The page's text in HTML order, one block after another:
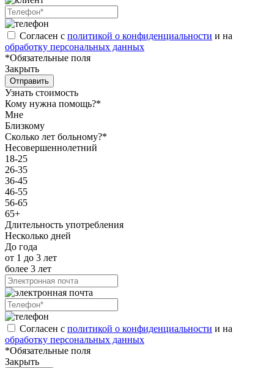
Согласен с политикой о конфиденциальности и на
обработку персональных данных
*Обязательные поля
Закрыть
Отправить
Узнать стоимость
Кому нужна помощь?*
Мне
Близкому
Сколько лет больному?*
Несовершеннолетний
18-25
26-35
36-45
46-55
56-65
65+
Длительность употребления
Несколько дней
До года
от 1 до 3 лет
более 3 лет
Согласен с политикой о конфиденциальности и на
обработку персональных данных
*Обязательные поля
Закрыть